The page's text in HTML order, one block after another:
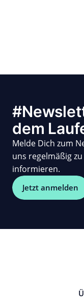
dem
Melde Dich zum
uns regelmäßig
informieren.
Jetzt anmelden